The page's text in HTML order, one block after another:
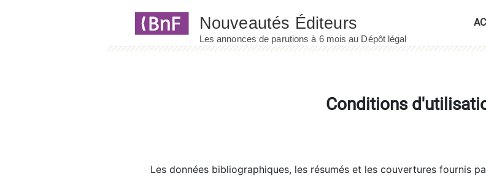
Conditions
Les données bibliographiques, les résumés et les couvertures fournis